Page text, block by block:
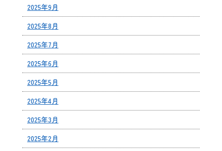
2025年9月
2025年8月
2025年7月
2025年6月
2025年5月
2025年4月
2025年3月
2025年2月